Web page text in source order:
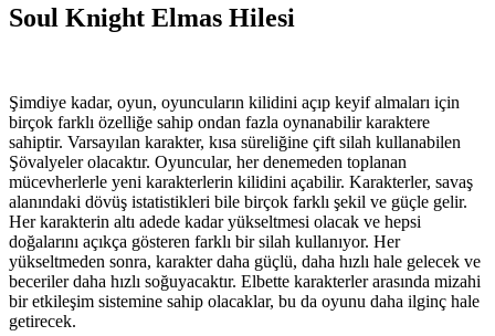
Soul Knight Elmas Hilesi
Şimdiye kadar, oyun, oyuncuların kilidini açıp keyif almaları için
birçok farklı özelliğe sahip ondan fazla oynanabilir karaktere
sahiptir. Varsayılan karakter, kısa süreliğine çift silah kullanabilen
Şövalyeler olacaktır. Oyuncular, her denemeden toplanan
mücevherlerle yeni karakterlerin kilidini açabilir. Karakterler, savaş
alanındaki dövüş istatistikleri bile birçok farklı şekil ve güçle gelir.
Her karakterin altı adede kadar yükseltmesi olacak ve hepsi
doğalarını açıkça gösteren farklı bir silah kullanıyor. Her
yükseltmeden sonra, karakter daha güçlü, daha hızlı hale gelecek ve
beceriler daha hızlı soğuyacaktır. Elbette karakterler arasında mizahi
bir etkileşim sistemine sahip olacaklar, bu da oyunu daha ilginç hale
getirecek.